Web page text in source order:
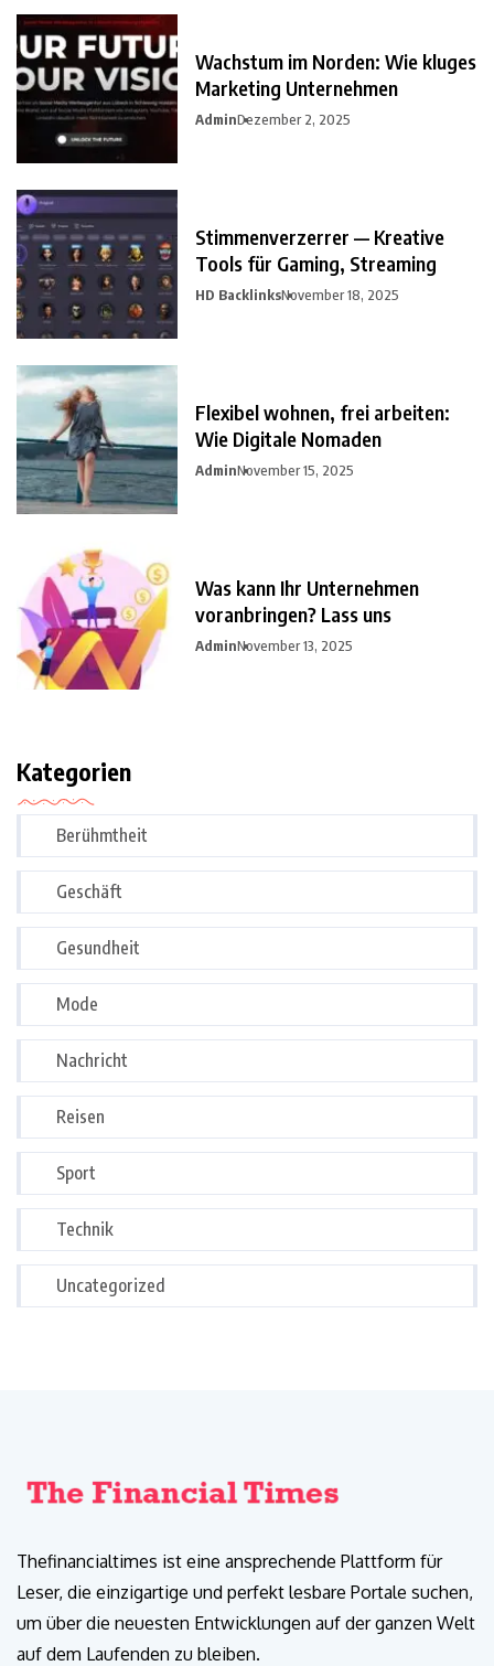
Wachstum im Norden: Wie kluges
Marketing Unternehmen
AdminDezember 2, 2025
Stimmenverzerrer — Kreative
Tools für Gaming, Streaming
HD BacklinksNovember 18, 2025
Flexibel wohnen, frei arbeiten:
Wie Digitale Nomaden
AdminNovember 15, 2025
Was kann Ihr Unternehmen
voranbringen? Lass uns
AdminNovember 13, 2025
Kategorien
Berühmtheit
Geschäft
Gesundheit
Mode
Nachricht
Reisen
Sport
Technik
Uncategorized
Thefinancialtimes ist eine ansprechende Plattform für
Leser, die einzigartige und perfekt lesbare Portale suchen,
um über die neuesten Entwicklungen auf der ganzen Welt
auf dem Laufenden zu bleiben.